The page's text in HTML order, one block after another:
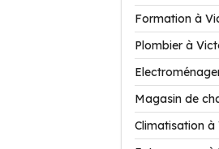
Formation à
Plombier à
Magasin de
Climatisation à